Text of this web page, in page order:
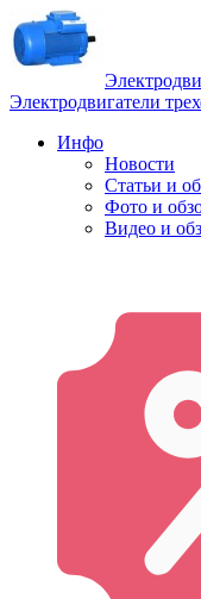
Электродвигатели
Инфо
Новости
Статьи и
Фото и
Видео и